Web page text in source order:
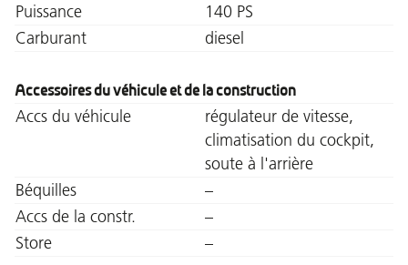
Puissance
140 PS
Carburant
diesel
Accessoires du véhicule et de la construction
Accs du véhicule
régulateur de vitesse,
climatisation du cockpit,
soute à l'arrière
Béquilles
–
Accs de la constr.
–
Store
–